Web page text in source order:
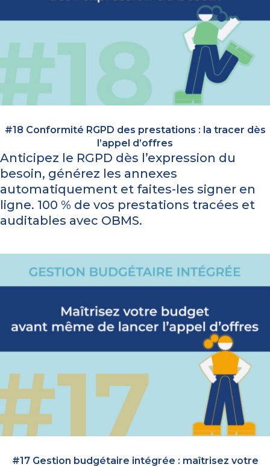
#18 Conformité RGPD des prestations : la tracer dès
l’appel d’offres
Anticipez le RGPD dès l’expression du
besoin, générez les annexes
automatiquement et faites-les signer en
ligne. 100 % de vos prestations tracées et
auditables avec OBMS.
#17 Gestion budgétaire intégrée : maîtrisez votre